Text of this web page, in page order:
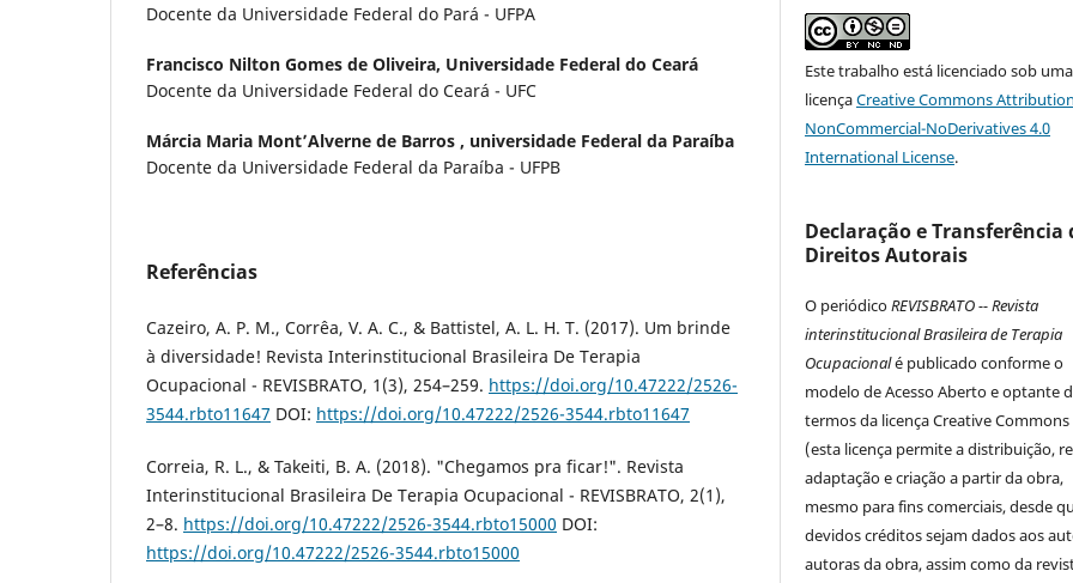
Docente da Universidade Federal do Pará - UFPA
Francisco Nilton Gomes de Oliveira, Universidade Federal do Ceará
Docente da Universidade Federal do Ceará - UFC
Márcia Maria Mont’Alverne de Barros , universidade Federal da Paraíba
Docente da Universidade Federal da Paraíba - UFPB
Referências
Cazeiro, A. P. M., Corrêa, V. A. C., & Battistel, A. L. H. T. (2017). Um brinde
à diversidade! Revista Interinstitucional Brasileira De Terapia
Ocupacional - REVISBRATO, 1(3), 254–259. https://doi.org/10.47222/2526-
3544.rbto11647 DOI: https://doi.org/10.47222/2526-3544.rbto11647
Correia, R. L., & Takeiti, B. A. (2018). "Chegamos pra ficar!". Revista
Interinstitucional Brasileira De Terapia Ocupacional - REVISBRATO, 2(1),
2–8. https://doi.org/10.47222/2526-3544.rbto15000 DOI:
https://doi.org/10.47222/2526-3544.rbto15000
Este trabalho está licenciado sob uma
licençaCreative Commons
NonCommercial-NoDerivatives 4.0
International License.
Declaração e Transferência
Direitos Autorais
O periódicoREVISBRATO -- Revista
interinstitucional Brasileira de Terapia
Ocupacionalé publicado conforme o
modelo de Acesso Aberto e optante
termos da licença Creative Commons
(esta licença permite a distribuição,
adaptação e criação a partir da obra,
mesmo para fins comerciais, desde
devidos créditos sejam dados aos
autoras da obra, assim como da